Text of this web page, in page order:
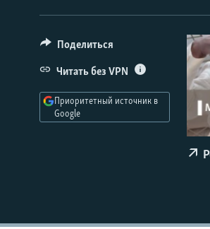
Вернутся
IDEL.РЕАЛИИ
КАВКАЗ.РЕАЛИИ
СЕВЕР.РЕАЛИИ
СИБИРЬ.РЕАЛИИ
РАСПИСАНИЕ ВЕЩАНИЯ
Поделиться
Читать без VPN
Приоритетный источник в
Google